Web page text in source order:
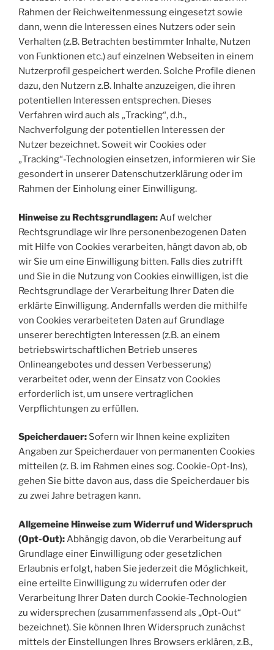
Rahmen der Reichweitenmessung eingesetzt sowie
dann, wenn die Interessen eines Nutzers oder sein
Verhalten (z.B. Betrachten bestimmter Inhalte, Nutzen
von Funktionen etc.) auf einzelnen Webseiten in einem
Nutzerprofil gespeichert werden. Solche Profile dienen
dazu, den Nutzern z.B. Inhalte anzuzeigen, die ihren
potentiellen Interessen entsprechen. Dieses
Verfahren wird auch als „Tracking“, d.h.,
Nachverfolgung der potentiellen Interessen der
Nutzer bezeichnet. Soweit wir Cookies oder
„Tracking“-Technologien einsetzen, informieren wir Sie
gesondert in unserer Datenschutzerklärung oder im
Rahmen der Einholung einer Einwilligung.
Hinweise zu Rechtsgrundlagen: Auf welcher
Rechtsgrundlage wir Ihre personenbezogenen Daten
mit Hilfe von Cookies verarbeiten, hängt davon ab, ob
wir Sie um eine Einwilligung bitten. Falls dies zutrifft
und Sie in die Nutzung von Cookies einwilligen, ist die
Rechtsgrundlage der Verarbeitung Ihrer Daten die
erklärte Einwilligung. Andernfalls werden die mithilfe
von Cookies verarbeiteten Daten auf Grundlage
unserer berechtigten Interessen (z.B. an einem
betriebswirtschaftlichen Betrieb unseres
Onlineangebotes und dessen Verbesserung)
verarbeitet oder, wenn der Einsatz von Cookies
erforderlich ist, um unsere vertraglichen
Verpflichtungen zu erfüllen.
Speicherdauer: Sofern wir Ihnen keine expliziten
Angaben zur Speicherdauer von permanenten Cookies
mitteilen (z. B. im Rahmen eines sog. Cookie-Opt-Ins),
gehen Sie bitte davon aus, dass die Speicherdauer bis
zu zwei Jahre betragen kann.
Allgemeine Hinweise zum Widerruf und Widerspruch
(Opt-Out): Abhängig davon, ob die Verarbeitung auf
Grundlage einer Einwilligung oder gesetzlichen
Erlaubnis erfolgt, haben Sie jederzeit die Möglichkeit,
eine erteilte Einwilligung zu widerrufen oder der
Verarbeitung Ihrer Daten durch Cookie-Technologien
zu widersprechen (zusammenfassend als „Opt-Out“
bezeichnet). Sie können Ihren Widerspruch zunächst
mittels der Einstellungen Ihres Browsers erklären, z.B.,